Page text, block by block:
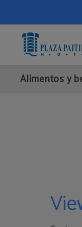
View Bar del Plaza Paitilla
Alimentos y